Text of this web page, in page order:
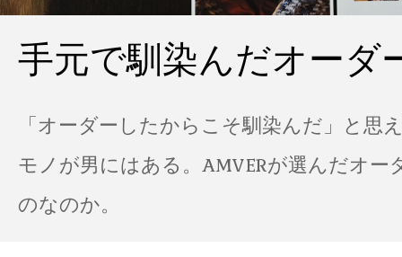
手元で馴染んだオーダ
「オーダーしたからこそ馴染んだ」と思
モノが男にはある。AMVERが選んだオー
のなのか。